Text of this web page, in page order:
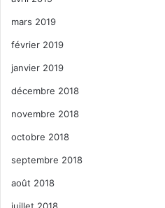
mars 2019
février 2019
janvier 2019
décembre 2018
novembre 2018
octobre 2018
septembre 2018
août 2018